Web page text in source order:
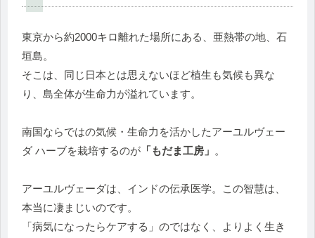
東京から約2000キロ離れた場所にある、亜熱帯の地、石
垣島。
そこは、同じ日本とは思えないほど植生も気候も異な
り、島全体が生命力が溢れています。
南国ならではの気候・生命力を活かしたアーユルヴェー
ダ ハーブを栽培するのが 「もだま工房」 。
アーユルヴェーダは、インドの伝承医学。この智慧は、
本当に凄まじいのです。
「病気になったらケアする」のではなく、よりよく生き